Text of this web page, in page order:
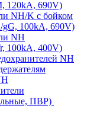
120kA, 690V)
NH/K с бойком
gG, 100kA, 690V)
NH
100kA, 400V)
NH
ПВР)